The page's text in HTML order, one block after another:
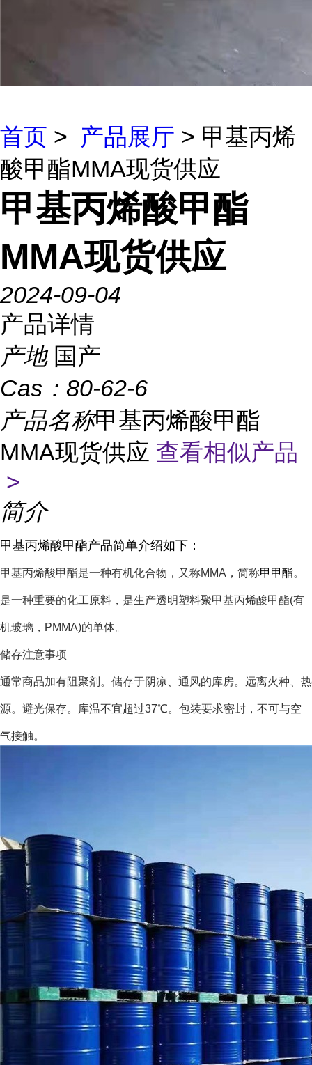
首页 > 产品展厅 > 甲基丙烯
酸甲酯MMA现货供应
甲基丙烯酸甲酯
MMA现货供应
2024-09-04
产品详情
产地 国产
Cas： 80-62-6
产品名称甲基丙烯酸甲酯
MMA现货供应 查看相似产品
>
简介
甲基丙烯酸甲酯产品简单介绍如下：
甲基丙烯酸甲酯是一种有机化合物，又称MMA，简称甲甲酯。
是一种重要的化工原料，是生产透明塑料聚甲基丙烯酸甲酯(有
机玻璃，PMMA)的单体。
储存注意事项
通常商品加有阻聚剂。储存于阴凉、通风的库房。远离火种、热
源。避光保存。库温不宜超过37℃。包装要求密封，不可与空
气接触。